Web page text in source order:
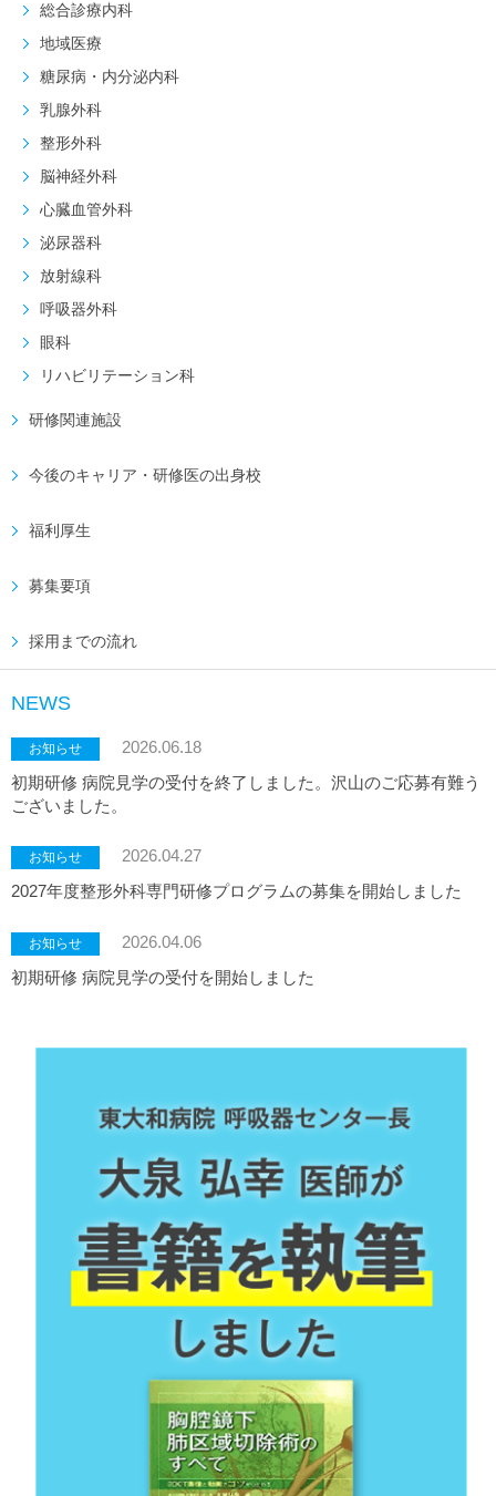
総合診療内科
地域医療
糖尿病・内分泌内科
乳腺外科
整形外科
脳神経外科
心臓血管外科
泌尿器科
放射線科
呼吸器外科
眼科
リハビリテーション科
研修関連施設
今後のキャリア・研修医の出身校
福利厚生
募集要項
採用までの流れ
NEWS
お知らせ
2026.06.18
初期研修 病院見学の受付を終了しました。沢山のご応募有難う
ございました。
お知らせ
2026.04.27
2027年度整形外科専門研修プログラムの募集を開始しました
お知らせ
2026.04.06
初期研修 病院見学の受付を開始しました